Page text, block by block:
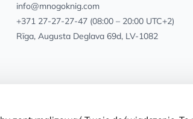
info@mnogoknig.com
+371 27-27-27-47(08:00 – 20:00 UTC+2)
Rīga, Augusta Deglava 69d, LV-1082